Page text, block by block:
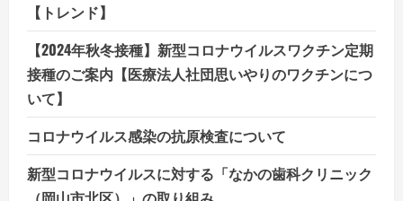
【トレンド】
【2024年秋冬接種】新型コロナウイルスワクチン定期
接種のご案内【医療法人社団思いやりのワクチンにつ
いて】
コロナウイルス感染の抗原検査について
新型コロナウイルスに対する「なかの歯科クリニック